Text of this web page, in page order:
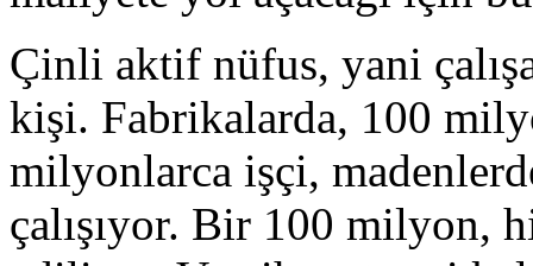
Çinli aktif nüfus, yani
kişi. Fabrikalarda, 100
milyonlarca işçi,
çalışıyor. Bir 100 milyon,